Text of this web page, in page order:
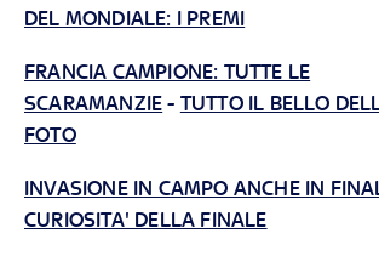
DEL MONDIALE: I PREMI
FRANCIA CAMPIONE: TUTTE LE
SCARAMANZIE - TUTTO IL BELLO
FOTO
INVASIONE IN CAMPO ANCHE IN
CURIOSITA' DELLA FINALE